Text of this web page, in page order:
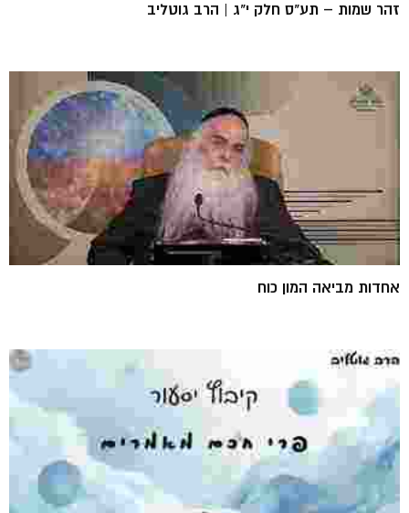
זהר שמות – תע"ס חלק י"ג | הרב גוטליב
אחדות מביאה המון כוח